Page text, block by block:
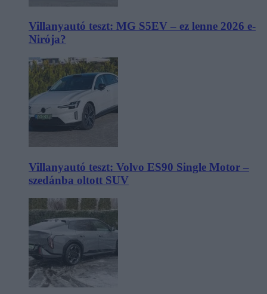
Villanyautó teszt: MG S5EV – ez lenne 2026 e-
Nirója?
Villanyautó teszt: Volvo ES90 Single Motor –
szedánba oltott SUV